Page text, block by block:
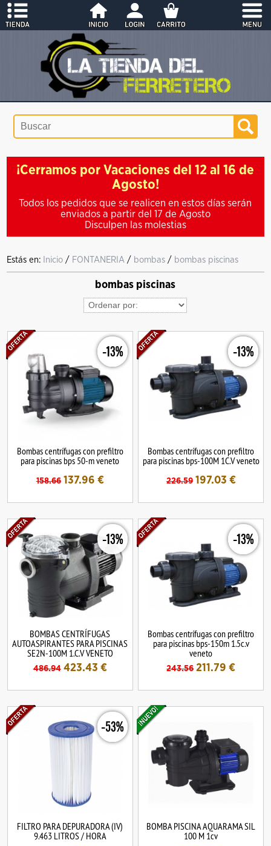
¡Cerramos por Vacaciones del 12 al 16 de
Agosto!
Todos los pedidos que se realicen en estos días serán
enviados a partir del 17 de Agosto
Disculpen las molestias
Estás en: Inicio / FONTANERIA / bombas / bombas piscinas
bombas piscinas
-13%
Bombas centrífugas con prefiltro
para piscinas bps 50-m veneto
158.66 137.96 €
-13%
Bombas centrífugas con prefiltro
para piscinas bps-100M 1C.V veneto
226.59 197.03 €
-13%
BOMBAS CENTRÍFUGAS
AUTOASPIRANTES PARA PISCINAS
SE2N-100M 1.C.V VENETO
486.94 423.43 €
-13%
Bombas centrífugas con prefiltro
para piscinas bps-150m 1.5c.v
veneto
243.56 211.79 €
-53%
FILTRO PARA DEPURADORA (IV)
9.463 LITROS / HORA
BOMBA PISCINA AQUARAMA SIL
100 M 1cv